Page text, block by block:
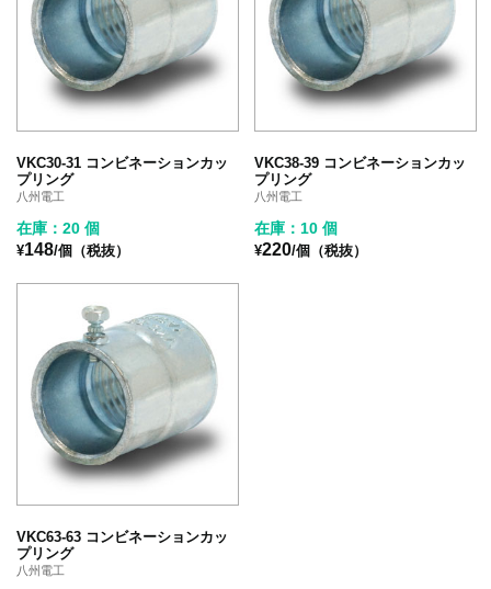
VKC30-31 コンビネーションカッ
プリング
八州電工
在庫：20 個
¥148/個（税抜）
VKC38-39 コンビネーションカッ
プリング
八州電工
在庫：10 個
¥220/個（税抜）
VKC63-63 コンビネーションカッ
プリング
八州電工